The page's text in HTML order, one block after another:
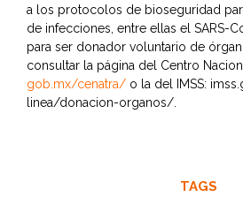
a los protocolos de bioseguridad
de infecciones, entre ellas el SARS-
para ser donador voluntario de
consultar la página del Centro
gob.mx/cenatra/ o la del IMSS:
linea/donacion-organos/.
TAGS